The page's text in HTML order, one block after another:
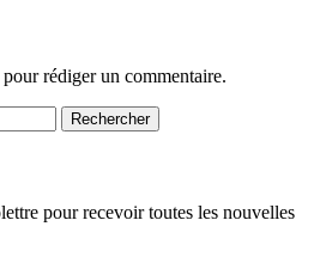
pour rédiger un commentaire.
pour recevoir toutes les nouvelles